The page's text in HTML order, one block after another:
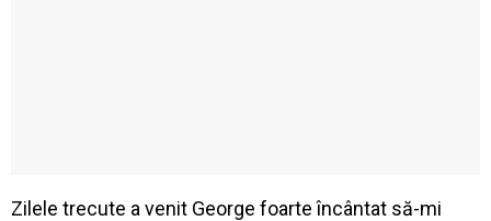
Zilele trecute a venit George foarte încântat să-mi